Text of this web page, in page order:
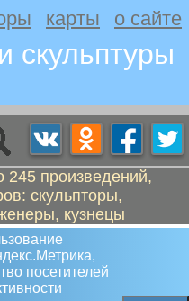
карты о сайте
скульптуры
245 произведений,
скульпторы,
кузнецы
посетителей